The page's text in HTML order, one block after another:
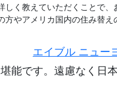
く教えていただくことで
やアメリカ国内の住み替
エイブル ニュー
能です。遠慮なく日